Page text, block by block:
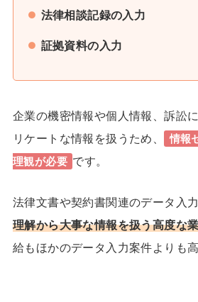
法律相談記録の入力
証拠資料の入力
企業の機密情報や個人情報、訴訟
リケートな情報を扱うため、
情報
理観が必要 です。
法律文書や契約書関連のデータ入
理解から大事な情報を扱う高度な
給もほかのデータ入力案件よりも